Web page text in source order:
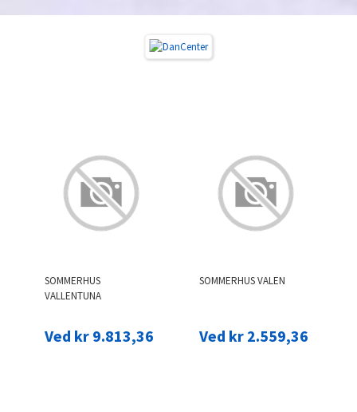
SOMMERHUS
VALLENTUNA
Ved kr 9.813,36
SOMMERHUS VALEN
Ved kr 2.559,36